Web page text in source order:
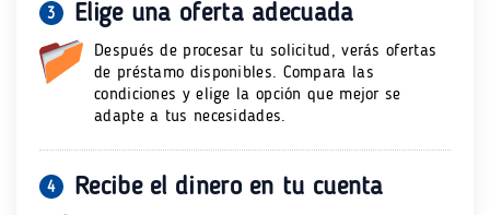
3 Elige una oferta adecuada
Después de procesar tu solicitud, verás ofertas
de préstamo disponibles. Compara las
condiciones y elige la opción que mejor se
adapte a tus necesidades.
4 Recibe el dinero en tu cuenta